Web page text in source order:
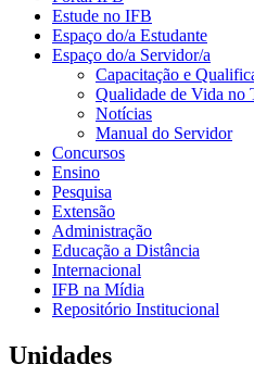
Estude no IFB
Espaço do/a Estudante
Espaço do/a Servidor/a
Capacitação e
Qualidade de Vida no
Notícias
Manual do Servidor
Concursos
Ensino
Pesquisa
Extensão
Administração
Educação a Distância
Internacional
IFB na Mídia
Repositório Institucional
Unidades